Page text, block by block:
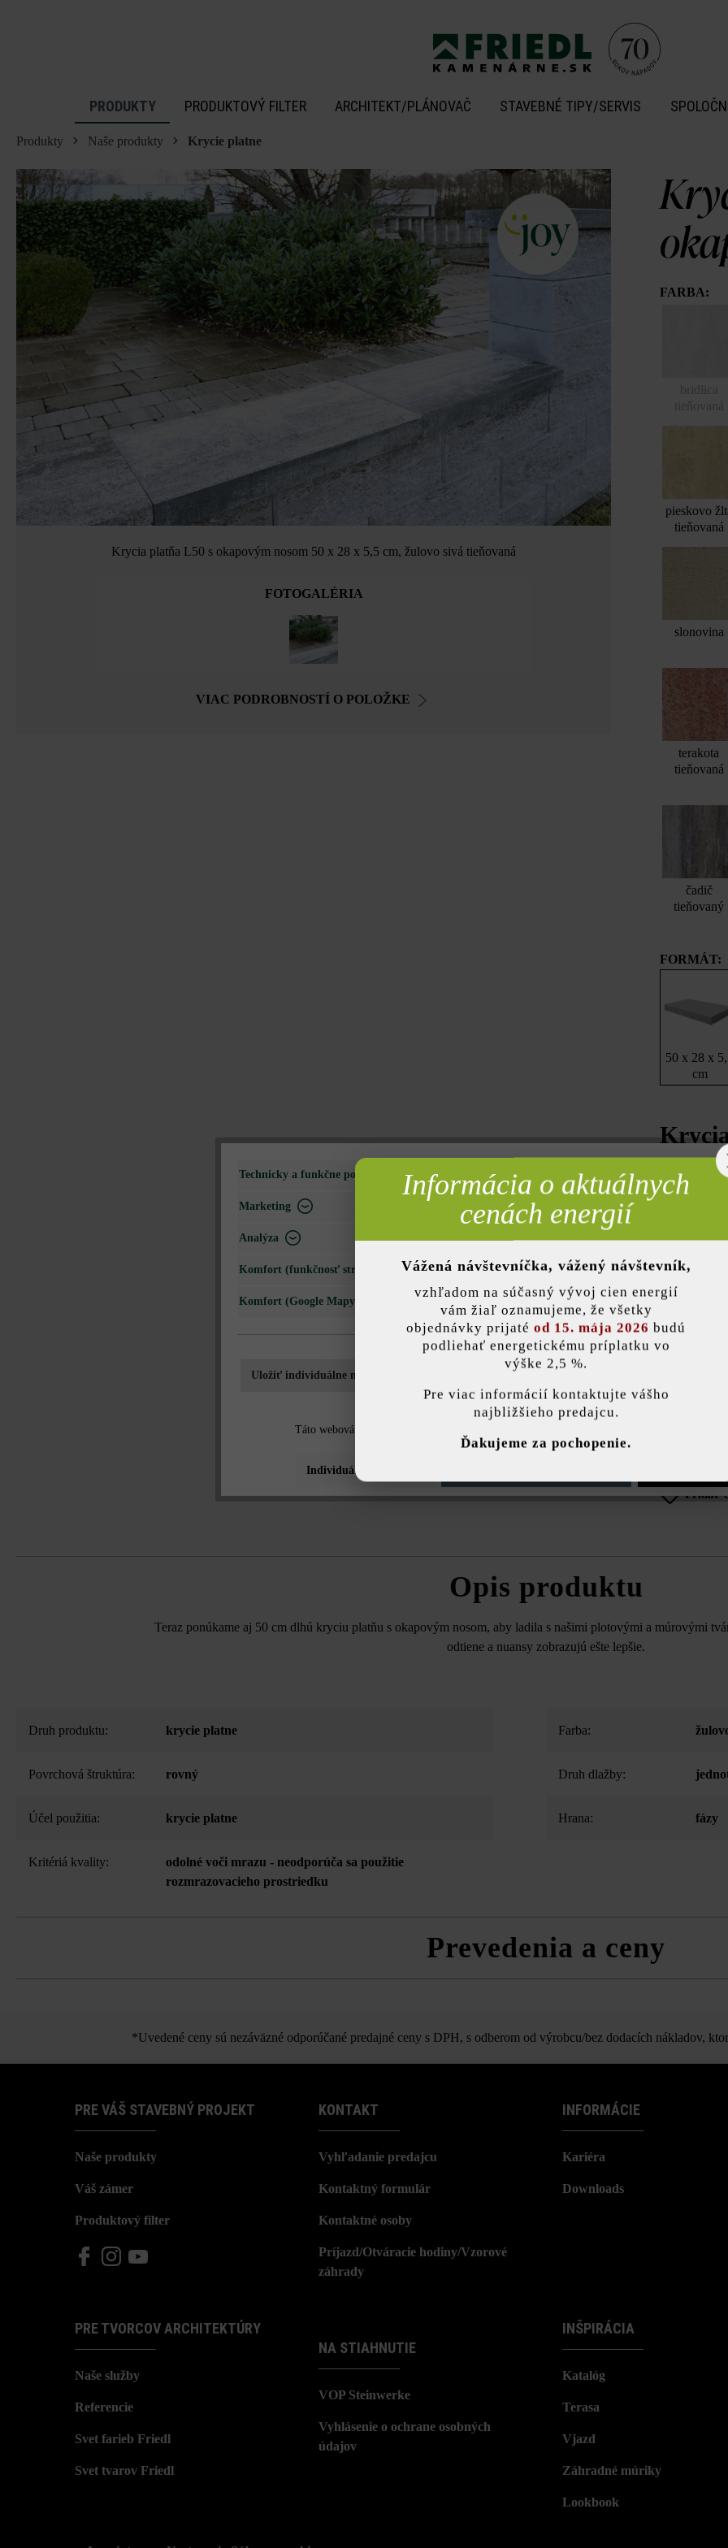
PRODUKTY PRODUKTOVÝ FILTER ARCHITEKT/PLÁNOVAČ STAVEBNÉ TIPY/SERVIS
Produkty Naše produkty Krycie platne
Krycia platňa L50 s okapovým nosom 50 x 28 x 5,5 cm, žulovo sivá tieňovaná
FOTOGALÉRIA
VIAC PODROBNOSTÍ O POLOŽKE
FARBA:
pieskovo
tieňovaná
slonovina
terakota
tieňovaná
čadič
tieňovaný
FORMÁT:
50 x 28 x
cm
Množstvo
Pridať
Opis produktu
Teraz ponúkame aj 50 cm dlhú kryciu platňu s okapovým nosom, aby ladila s našimi plotovými a múrovými
odtiene a nuansy zobrazujú ešte lepšie.
Druh produktu: krycie platne Farba:
Povrchová štruktúra: rovný Druh dlažby:
Účel použitia: krycie platne Hrana: fázy
Kritériá kvality:
odolné voči mrazu - neodporúča sa použitie
rozmrazovacieho prostriedku
Prevedenia a ceny
*Uvedené ceny sú nezáväzné odporúčané predajné ceny s DPH, s odberom od výrobcu/bez dodacích nákladov,
PRE VÁŠ STAVEBNÝ PROJEKT
Naše produkty
Váš zámer
Produktový filter
PRE TVORCOV ARCHITEKTÚRY
Naše služby
Referencie
Svet farieb Friedl
Svet tvarov Friedl
KONTAKT
Vyhľadanie predajcu
Kontaktný formulár
Kontaktné osoby
Príjazd/Otváracie hodiny/Vzorové
záhrady
NA STIAHNUTIE
VOP Steinwerke
Vyhlásenie o ochrane osobných
údajov
INFORMÁCIE
Kariéra
Downloads
INŠPIRÁCIA
Katalóg
Terasa
Vjazd
Záhradné múriky
Lookbook
Technicky a funkčne potrebné
Marketing
Analýza
Komfort (funkčnosť stránky)
Komfort (Google Mapy)
Uložiť individuálne nastavenie
Táto webová stránka používa súbory cookie, aby vám ponúkla najlepšiu možnú funkčnosť...
Individuálne nastavenia Povoliť všetky
Informácia o aktuálnych
cenách energií
Vážená návštevníčka, vážený návštevník,
vzhľadom na súčasný vývoj cien energií
vám žiaľ oznamujeme, že všetky
objednávky prijaté od 15. mája 2026 budú
podliehať energetickému príplatku vo
výške 2,5 %.
Pre viac informácií kontaktujte vášho
najbližšieho predajcu.
Ďakujeme za pochopenie.